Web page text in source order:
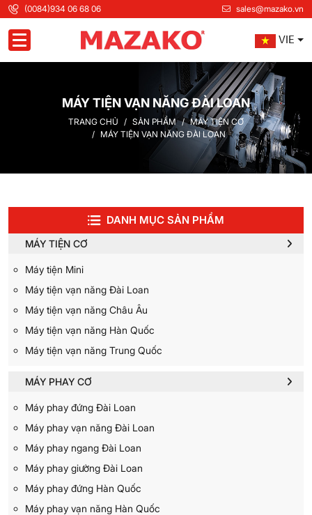
(0084)934 06 68 06 sales@mazako.vn
Toggle navigation VIE
MÁY TIỆN VẠN NĂNG ĐÀI LOAN
TRANG CHỦ SẢN PHẨM
MÁY TIỆN CƠ
MÁY TIỆN VẠN NĂNG ĐÀI LOAN
DANH MỤC SẢN PHẨM
MÁY TIỆN CƠ
Máy tiện Mini
Máy tiện vạn năng Đài Loan
Máy tiện vạn năng Châu Âu
Máy tiện vạn năng Hàn Quốc
Máy tiện vạn năng Trung Quốc
MÁY PHAY CƠ
Máy phay đứng Đài Loan
Máy phay vạn năng Đài Loan
Máy phay ngang Đài Loan
Máy phay giường Đài Loan
Máy phay đứng Hàn Quốc
Máy phay vạn năng Hàn Quốc